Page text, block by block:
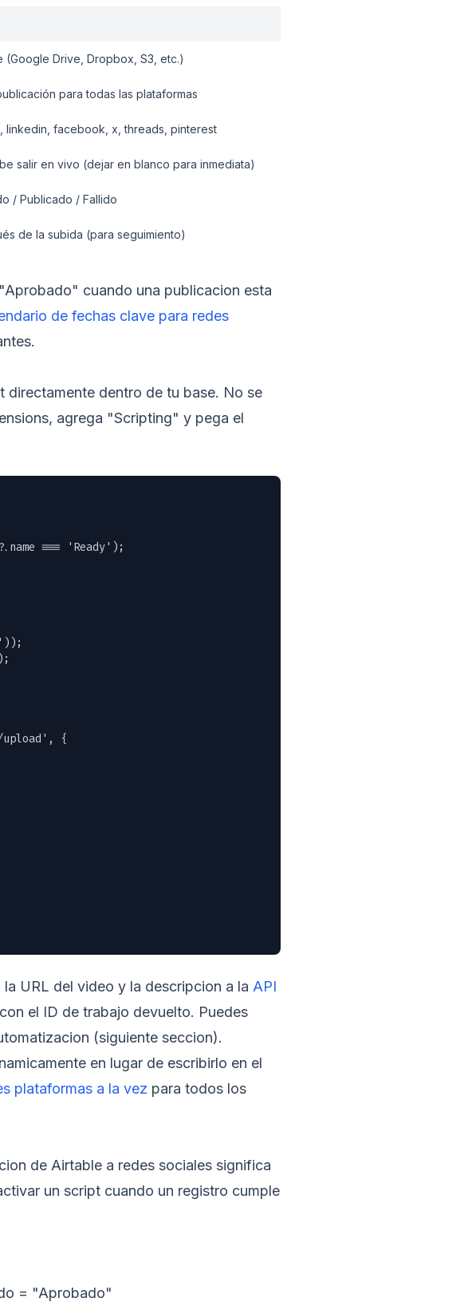
(Google Drive, Dropbox, S3, etc.)
para todas las plataformas
linkedin, facebook, x, threads, pinterest
salir en vivo (dejar en blanco para inmediata)
/ Publicado / Fallido
de la subida (para seguimiento)
cuando una publicacion esta
de fechas clave para redes
directamente dentro de tu base. No se
agrega "Scripting" y pega el
=== 'Ready');
{
URL del video y la descripcion a la API
el ID de trabajo devuelto. Puedes
(siguiente seccion).
en lugar de escribirlo en el
plataformas a la vez para todos los
de Airtable a redes sociales significa
un script cuando un registro cumple
= "Aprobado"